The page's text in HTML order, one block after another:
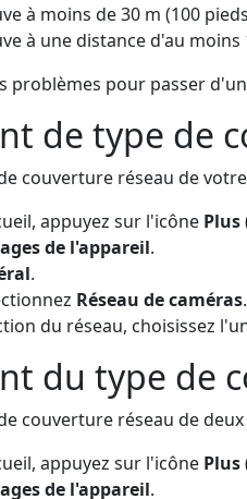
à moins de 30 m (100
à une distance d'au moins
problèmes pour passer
de type de
couverture réseau de
appuyez sur l'icône Plus
de l'appareil.
.
Réseau de caméras.
du réseau, choisissez
du type de
couverture réseau de deux
appuyez sur l'icône Plus
de l'appareil.